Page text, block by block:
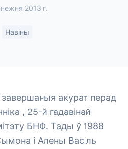
2013 г.
Навіны
завершаныя акурат перад
, 25-й гадавінай
БНФ. Тады ў 1988
і Алены Васіль